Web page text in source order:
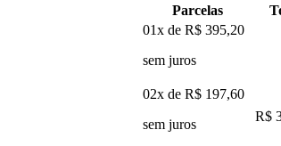
Parcelas
01x de R$ 395,20
sem juros
02x de R$ 197,60
sem juros
R$